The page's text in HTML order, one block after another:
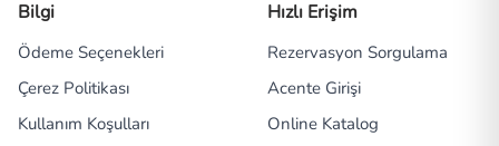
Bilgi
Ödeme Seçenekleri
Çerez Politikası
Kullanım Koşulları
Hızlı Erişim
Rezervasyon Sorgulama
Acente Girişi
Online Katalog